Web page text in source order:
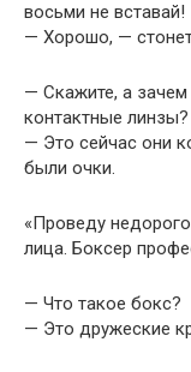
восьми не вставай!
— Хорошо, —
— Скажите, а
контактные линзы?
— Это сейчас они
были очки.
«Проведу
лица. Боксер
— Что такое бокс?
— Это дружеские